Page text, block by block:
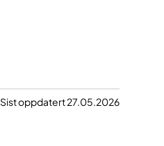
Sist oppdatert 27.05.2026